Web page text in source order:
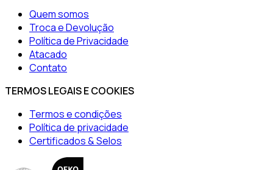
Quem somos
Troca e Devolução
Política de Privacidade
Atacado
Contato
TERMOS LEGAIS E COOKIES
Termos e condições
Política de privacidade
Certificados & Selos